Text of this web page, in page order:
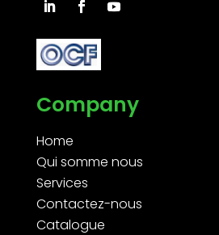
Company
Home
Qui somme nous
Services
Contactez-nous
Catalogue